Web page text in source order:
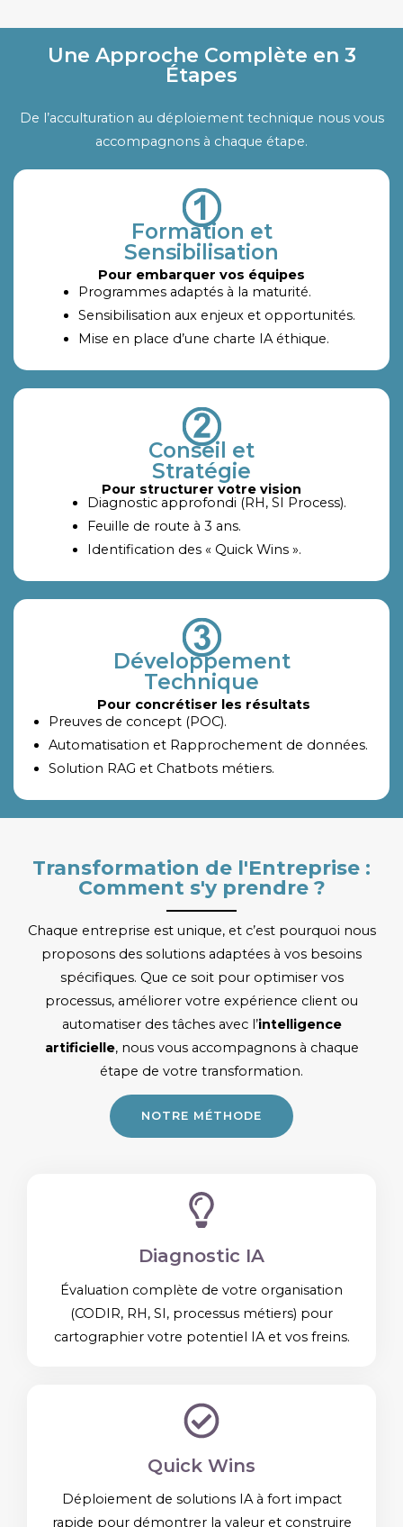
Une Approche Complète en 3
Étapes
De l’acculturation au déploiement technique nous vous
accompagnons à chaque étape.
Formation et
Sensibilisation
Pour embarquer vos équipes
Programmes adaptés à la maturité.
Sensibilisation aux enjeux et opportunités.
Mise en place d’une charte IA éthique.
Conseil et
Stratégie
Pour structurer votre vision
Diagnostic approfondi (RH, SI Process).
Feuille de route à 3 ans.
Identification des « Quick Wins ».
Développement
Technique
Pour concrétiser les résultats
Preuves de concept (POC).
Automatisation et Rapprochement de données.
Solution RAG et Chatbots métiers.
Transformation de l'Entreprise :
Comment s'y prendre ?
Chaque entreprise est unique, et c’est pourquoi nous
proposons des solutions adaptées à vos besoins
spécifiques. Que ce soit pour optimiser vos
processus, améliorer votre expérience client ou
automatiser des tâches avec l’intelligence
artificielle, nous vous accompagnons à chaque
étape de votre transformation.
NOTRE MÉTHODE
Diagnostic IA
Évaluation complète de votre organisation
(CODIR, RH, SI, processus métiers) pour
cartographier votre potentiel IA et vos freins.
Quick Wins
Déploiement de solutions IA à fort impact
rapide pour démontrer la valeur et construire